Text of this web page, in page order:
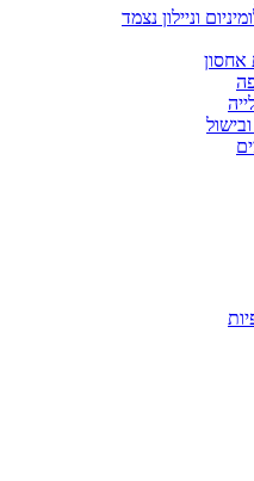
וניילון נצמד
אחסון
ובישול